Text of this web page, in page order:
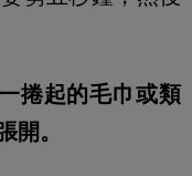
捲起的毛巾或類
開。